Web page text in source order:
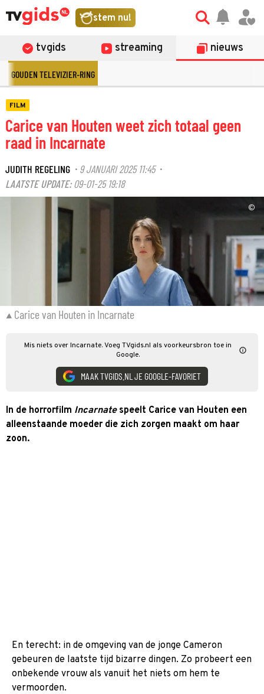
stem nu!
tvgids streaming nieuws
GOUDEN TELEVIZIER-RING
FILM
Carice van Houten weet zich totaal geen
raad in Incarnate
JUDITH REGELING · 9 JANUARI 2025 11:45·
LAATSTE UPDATE: 09-01-25 19:18
©
Carice van Houten in Incarnate
Mis niets over Incarnate. Voeg TVgids.nl als voorkeursbron toe in
Google.
MAAK TVGIDS.NL JE GOOGLE-FAVORIET
In de horrorfilm Incarnate speelt Carice van Houten een
alleenstaande moeder die zich zorgen maakt om haar
zoon.
En terecht: in de omgeving van de jonge Cameron
gebeuren de laatste tijd bizarre dingen. Zo probeert een
onbekende vrouw als vanuit het niets om hem te
vermoorden.